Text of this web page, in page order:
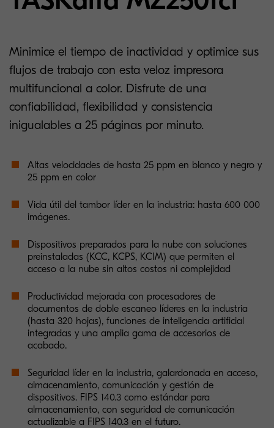
Minimice el tiempo de inactividad y optimice sus
flujos de trabajo con esta veloz impresora
multifuncional a color. Disfrute de una
confiabilidad, flexibilidad y consistencia
inigualables a 25 páginas por minuto.
Altas velocidades de hasta 25 ppm en blanco y negro y
25 ppm en color
Vida útil del tambor líder en la industria: hasta 600 000
imágenes.
Dispositivos preparados para la nube con soluciones
preinstaladas (KCC, KCPS, KCIM) que permiten el
acceso a la nube sin altos costos ni complejidad
Productividad mejorada con procesadores de
documentos de doble escaneo líderes en la industria
(hasta 320 hojas), funciones de inteligencia artificial
integradas y una amplia gama de accesorios de
acabado.
Seguridad líder en la industria, galardonada en acceso,
almacenamiento, comunicación y gestión de
dispositivos. FIPS 140.3 como estándar para
almacenamiento, con seguridad de comunicación
actualizable a FIPS 140.3 en el futuro.